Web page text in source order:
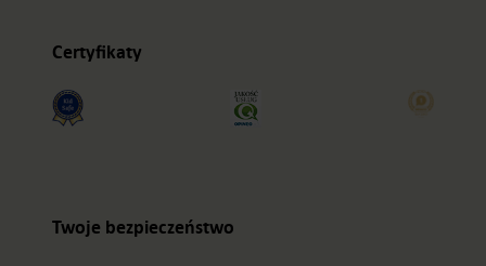
Certyfikaty
Twoje bezpieczeństwo